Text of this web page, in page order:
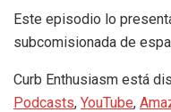
Este episodio lo
subcomisionada de
Curb Enthusiasm está
Podcasts, YouTube,